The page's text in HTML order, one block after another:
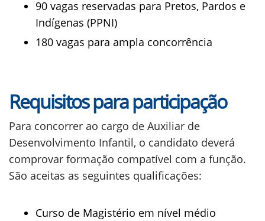
90 vagas reservadas para Pretos, Pardos e
Indígenas (PPNI)
180 vagas para ampla concorrência
Requisitos para participação
Para concorrer ao cargo de Auxiliar de
Desenvolvimento Infantil, o candidato deverá
comprovar formação compatível com a função.
São aceitas as seguintes qualificações:
Curso de Magistério em nível médio